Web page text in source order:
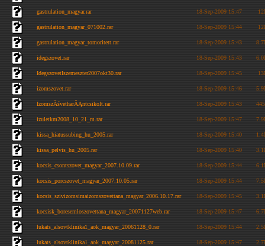
gastrulation_magyar.rar 18-Sep-2009 15:47
gastrulation_magyar_071002.rar 18-Sep-2009 15:44
gastrulation_magyar_tomoritett.rar 18-Sep-2009 15:43
idegszovet.rar 18-Sep-2009 15:43
IdegszovetIszemeszter2007okt30.rar 18-Sep-2009 15:45
izomszovet.rar 18-Sep-2009 15:46
IzomszĂśvetharĂĄntcsikolt.rar 18-Sep-2009 15:43
izuletkm2008_10_21_m.rar 18-Sep-2009 15:47
kissa_hiatussubing_hu_2005.rar 18-Sep-2009 15:40
kissa_pelvis_hu_2005.rar 18-Sep-2009 15:40
kocsis_csontszovet_magyar_2007.10.09.rar 18-Sep-2009 15:44
kocsis_porcszovet_magyar_2007.10.05.rar 18-Sep-2009 15:44
kocsis_szivizomsimaizomszovettana_magyar_2006.10.17.rar 18-Sep-2009 15:45
kocsisk_boresemloszovettana_magyar_20071127web.rar 18-Sep-2009 15:47
lukats_alsovtklinika1_aok_magyar_20061128_0.rar 18-Sep-2009 15:44
lukats_alsovtklinika1_aok_magyar_20081125.rar 18-Sep-2009 15:47